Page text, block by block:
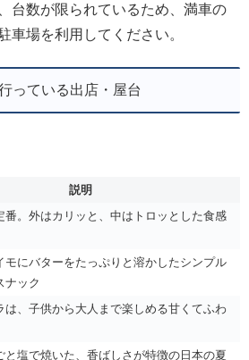
台数が限られているため、満車の
車場を利用してください。
っている出店・屋台
説明
番。外はカリッと、中はトロッとした食感
モにバターをたっぷりと溶かしたシンプル
ナック
は、子供から大人まで楽しめる甘くてふわ
と塩で焼いた、香ばしさが特徴の日本の夏